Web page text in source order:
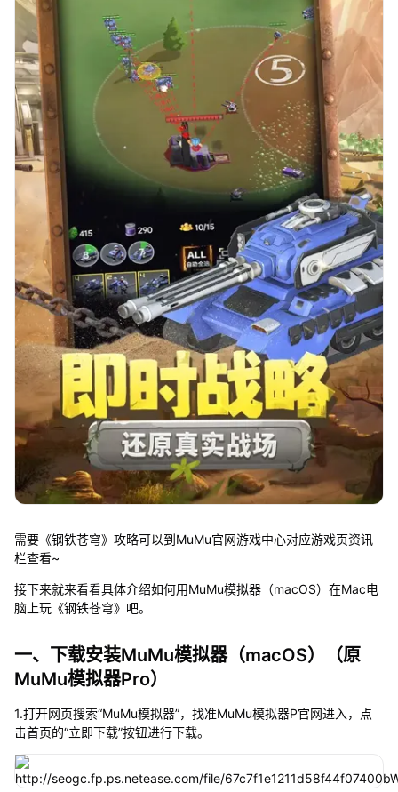
需要《钢铁苍穹》攻略可以到MuMu官网游戏中心对应游戏页资讯
栏查看~
接下来就来看看具体介绍如何用MuMu模拟器（macOS）在Mac电
脑上玩《钢铁苍穹》吧。
一、下载安装MuMu模拟器（macOS）（原
MuMu模拟器Pro）
1.打开网页搜索“MuMu模拟器”，找准MuMu模拟器P官网进入，点
击首页的“立即下载”按钮进行下载。